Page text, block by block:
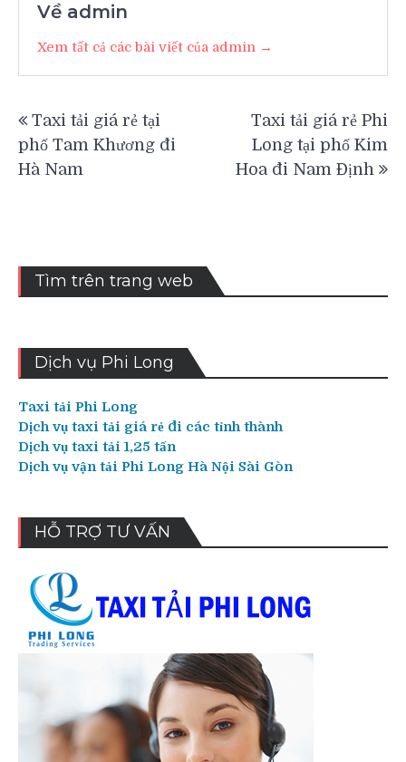
Về admin
Xem tất cả các bài viết của admin →
hướng
bài
Taxi tải giá rẻ tại
phố Tam Khương đi
Hà Nam
Taxi tải giá rẻ Phi
Long tại phố Kim
Hoa đi Nam Định
Tìm trên trang web
Dịch vụ Phi Long
Taxi tải Phi Long
Dịch vụ taxi tải giá rẻ đi các tỉnh thành
Dịch vụ taxi tải 1,25 tấn
Dịch vụ vận tải Phi Long Hà Nội Sài Gòn
HỖ TRỢ TƯ VẤN